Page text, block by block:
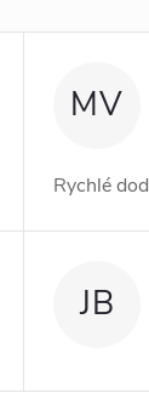
MV
Rychlé
JB